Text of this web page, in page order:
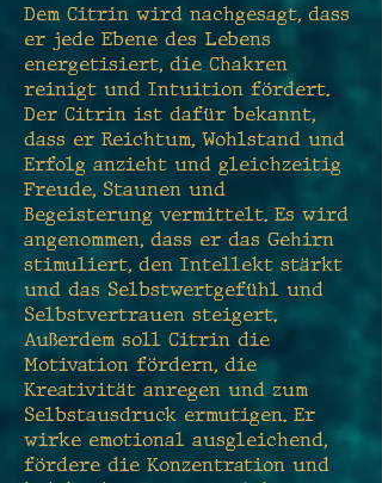
Dem Citrin wird nachgesagt, dass
er jede Ebene des Lebens
energetisiert, die Chakren
reinigt und Intuition fördert.
Der Citrin ist dafür bekannt,
dass er Reichtum, Wohlstand und
Erfolg anzieht und gleichzeitig
Freude, Staunen und
Begeisterung vermittelt. Es wird
angenommen, dass er das Gehirn
stimuliert, den Intellekt stärkt
und das Selbstwertgefühl und
Selbstvertrauen steigert.
Außerdem soll Citrin die
Motivation fördern, die
Kreativität anregen und zum
Selbstausdruck ermutigen. Er
wirke emotional ausgleichend,
fördere die Konzentration und